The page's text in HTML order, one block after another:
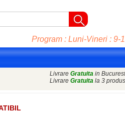
Program : Luni-Vineri : 9-
Livrare Gratuita in
Livrare Gratuita la 3